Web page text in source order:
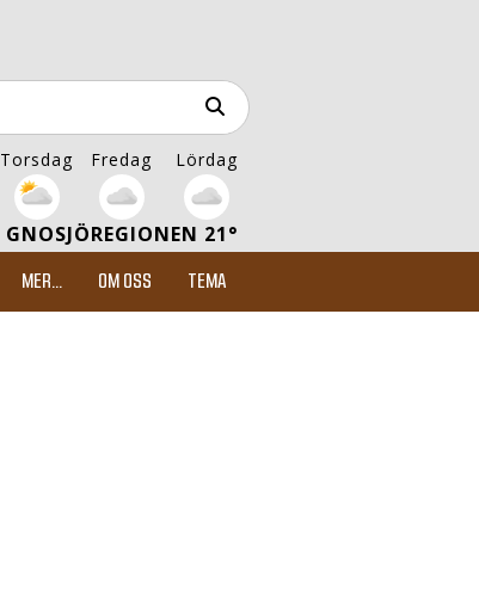
Torsdag Fredag Lördag
GNOSJÖREGIONEN 21°
MER... OM OSS TEMA